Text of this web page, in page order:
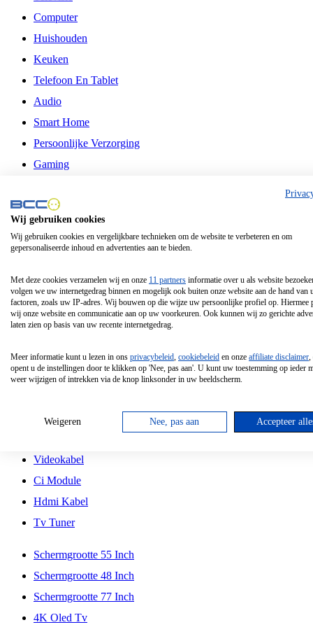
Computer
Huishouden
Keuken
Telefoon En Tablet
Audio
Smart Home
Persoonlijke Verzorging
Gaming
Philips
Schermgrootte 24 Inch
Schermgrootte 85 Inch
Schermgrootte 98 Inch
Tcl
Hd Led Tv
Antennekabel
Videokabel
Ci Module
Hdmi Kabel
Tv Tuner
Schermgrootte 55 Inch
Schermgrootte 48 Inch
Schermgrootte 77 Inch
4K Oled Tv
Wij gebruiken cookies
Wij gebruiken cookies en vergelijkbare technieken om de website te verbeteren en om
gepersonaliseerde inhoud en advertenties aan te bieden.
Met deze cookies verzamelen wij en onze 11 partners informatie over u als website
volgen we uw internetgedrag binnen en mogelijk ook buiten onze website aan de hand van
factoren, zoals uw IP-adres. Wij bouwen op die wijze uw persoonlijke profiel op. Hiermee
wij onze website en communicatie aan op uw voorkeuren. Ook kunnen wij zo gerichte
laten zien op basis van uw recente internetgedrag.
Meer informatie kunt u lezen in ons privacybeleid, cookiebeleid en onze affiliate disclaimer,
opent u de instellingen door te klikken op 'Nee, pas aan'. U kunt uw toestemming op ieder
weer wijzigen of intrekken via de knop linksonder in uw beeldscherm.
Weigeren Nee, pas aan Accepteer